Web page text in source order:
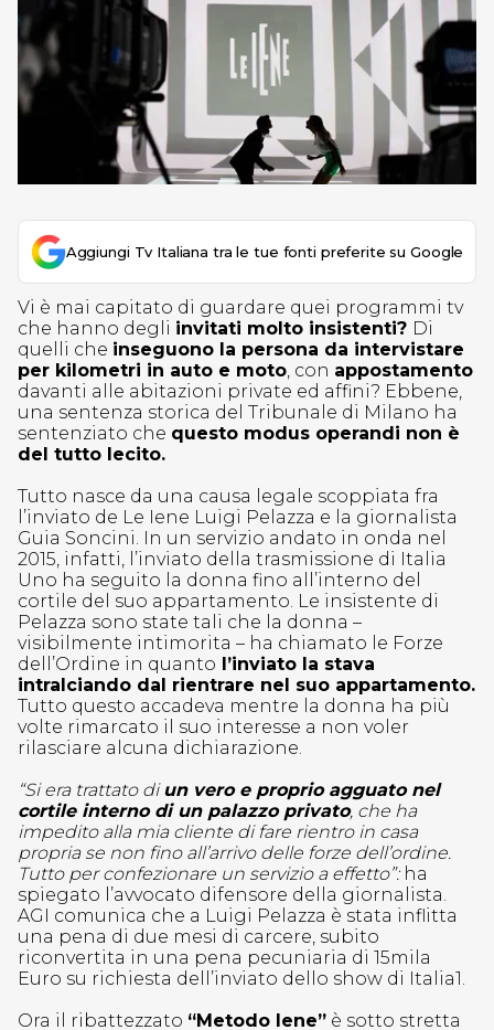
Aggiungi Tv Italiana tra le tue fonti preferite su Google
Vi è mai capitato di guardare quei programmi tv
che hanno degli invitati molto insistenti? Di
quelli che inseguono la persona da intervistare
per kilometri in auto e moto, con appostamento
davanti alle abitazioni private ed affini? Ebbene,
una sentenza storica del Tribunale di Milano ha
sentenziato che questo modus operandi non è
del tutto lecito.
Tutto nasce da una causa legale scoppiata fra
l’inviato de Le Iene Luigi Pelazza e la giornalista
Guia Soncini. In un servizio andato in onda nel
2015, infatti, l’inviato della trasmissione di Italia
Uno ha seguito la donna fino all’interno del
cortile del suo appartamento. Le insistente di
Pelazza sono state tali che la donna –
visibilmente intimorita – ha chiamato le Forze
dell’Ordine in quanto l’inviato la stava
intralciando dal rientrare nel suo appartamento.
Tutto questo accadeva mentre la donna ha più
volte rimarcato il suo interesse a non voler
rilasciare alcuna dichiarazione.
“Si era trattato diun vero e proprio agguato nel
cortile interno di un palazzo privato, che ha
impedito alla mia cliente di fare rientro in casa
propria se non fino all’arrivo delle forze dell’ordine.
Tutto per confezionare un servizio a effetto”:ha
spiegato l’avvocato difensore della giornalista.
AGI comunica che a Luigi Pelazza è stata inflitta
una pena di due mesi di carcere, subito
riconvertita in una pena pecuniaria di 15mila
Euro su richiesta dell’inviato dello show di Italia1.
Ora il ribattezzato “Metodo Iene” è sotto stretta